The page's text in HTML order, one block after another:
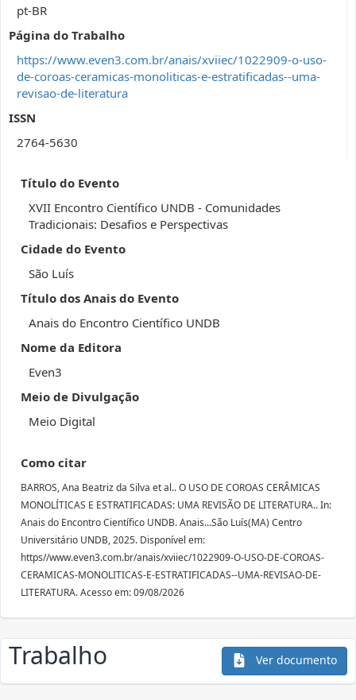
pt-BR
Página do Trabalho
https://www.even3.com.br/anais/xviiec/1022909-o-uso-
de-coroas-ceramicas-monoliticas-e-estratificadas--uma-
revisao-de-literatura
ISSN
2764-5630
Título do Evento
XVII Encontro Científico UNDB - Comunidades
Tradicionais: Desafios e Perspectivas
Cidade do Evento
São Luís
Título dos Anais do Evento
Anais do Encontro Científico UNDB
Nome da Editora
Even3
Meio de Divulgação
Meio Digital
Como citar
BARROS, Ana Beatriz da Silva et al.. O USO DE COROAS CERÂMICAS
MONOLÍTICAS E ESTRATIFICADAS: UMA REVISÃO DE LITERATURA.. In:
Anais do Encontro Científico UNDB. Anais...São Luís(MA) Centro
Universitário UNDB, 2025. Disponível em:
https//www.even3.com.br/anais/xviiec/1022909-O-USO-DE-COROAS-
CERAMICAS-MONOLITICAS-E-ESTRATIFICADAS--UMA-REVISAO-DE-
LITERATURA. Acesso em: 09/08/2026
Trabalho Ver documento